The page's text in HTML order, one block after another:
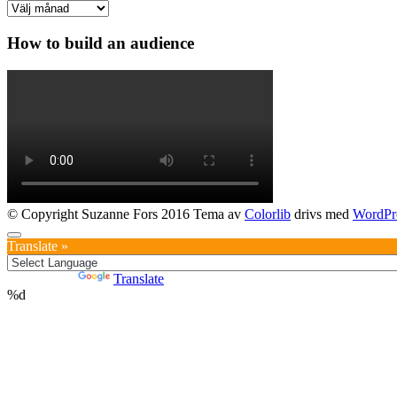
Arkiv
How to build an audience
© Copyright Suzanne Fors 2016 Tema av Colorlib drivs med
Translate »
Translate
%d